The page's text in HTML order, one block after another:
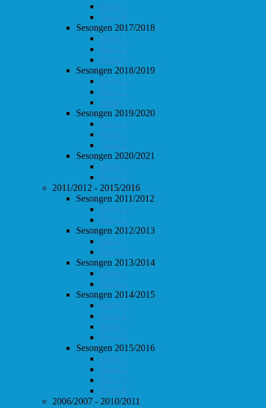
Follo 3
Follo 4
Sesongen 2017/2018
Follo 1
Follo 2
Follo 3
Sesongen 2018/2019
Follo 1
Follo 2
Follo 3
Sesongen 2019/2020
Follo 1
Follo 2
Follo 3
Sesongen 2020/2021
Follo 1
Follo 2
2011/2012 - 2015/2016
Sesongen 2011/2012
Follo 1
Follo 2
Sesongen 2012/2013
Follo 1
Follo 2
Sesongen 2013/2014
Follo 1
Follo 2
Sesongen 2014/2015
Follo 1
Follo 2
Follo 3
Follo 4
Sesongen 2015/2016
Follo 1
Follo 2
Follo 3
Follo 4
2006/2007 - 2010/2011